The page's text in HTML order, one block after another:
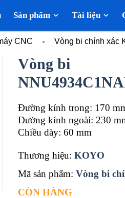
Sản phẩm Tài liệu
CNC Vòng bi chính xác
Vòng bi
Đường kính trong: 170
Đường kính ngoài: 230
Chiều dày: 60 mm
Thương hiệu: KOYO
Mã sản phẩm: Vòng bi
CÒN HÀNG